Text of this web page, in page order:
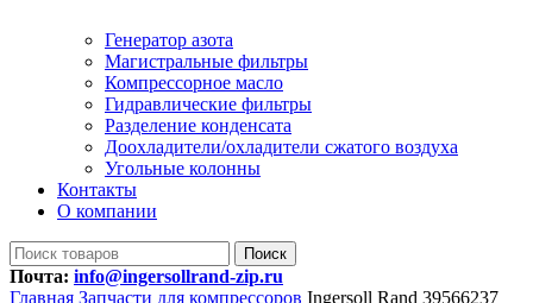
Генератор азота
Магистральные фильтры
Компрессорное масло
Гидравлические фильтры
Разделение конденсата
Доохладители/охладители сжатого воздуха
Угольные колонны
Контакты
О компании
Поиск
Почта: info@ingersollrand-zip.ru
Главная Запчасти для компрессоров Ingersoll Rand 39566237